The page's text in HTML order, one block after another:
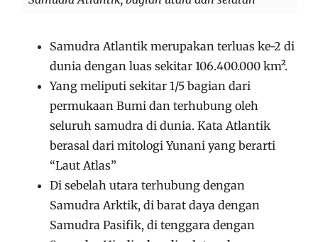
Samudra Atlantik merupakan terluas ke-2 di
dunia dengan luas sekitar 106.400.000 km².
Yang meliputi sekitar 1/5 bagian dari
permukaan Bumi dan terhubung oleh
seluruh samudra di dunia. Kata Atlantik
berasal dari mitologi Yunani yang berarti
“Laut Atlas”
Di sebelah utara terhubung dengan
Samudra Arktik, di barat daya dengan
Samudra Pasifik, di tenggara dengan